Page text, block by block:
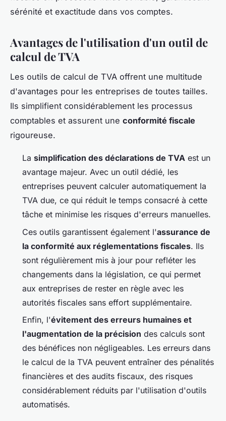
sérénité et exactitude dans vos comptes.
Avantages de l'utilisation d'un outil de
calcul de TVA
Les outils de calcul de TVA offrent une multitude
d'avantages pour les entreprises de toutes tailles.
Ils simplifient considérablement les processus
comptables et assurent une conformité fiscale
rigoureuse.
La simplification des déclarations de TVA est un
avantage majeur. Avec un outil dédié, les
entreprises peuvent calculer automatiquement la
TVA due, ce qui réduit le temps consacré à cette
tâche et minimise les risques d'erreurs manuelles.
Ces outils garantissent également l'assurance de
la conformité aux réglementations fiscales. Ils
sont régulièrement mis à jour pour refléter les
changements dans la législation, ce qui permet
aux entreprises de rester en règle avec les
autorités fiscales sans effort supplémentaire.
Enfin, l'évitement des erreurs humaines et
l'augmentation de la précision des calculs sont
des bénéfices non négligeables. Les erreurs dans
le calcul de la TVA peuvent entraîner des pénalités
financières et des audits fiscaux, des risques
considérablement réduits par l'utilisation d'outils
automatisés.